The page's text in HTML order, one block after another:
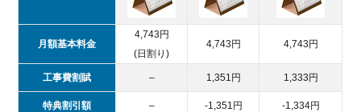
月額基本料金
4,743円
(日割り)
4,743円 4,743円
工事費割賦 – 1,351円 1,333円
特典割引額 – -1,351円 -1,334円